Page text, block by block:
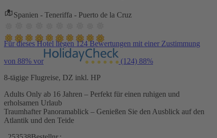
Spanien - Teneriffa - Puerto de la Cruz
Für dieses Hotel liegen 124 Bewertungen mit einer Zustimmung
von 88% vor (124) 88%
8-tägige Flugreise, DZ inkl. HP
Adults Only ab 16 Jahren – Perfekt für einen ruhigen und
erholsamen Urlaub
Traumhafter Panoramablick – Genießen Sie den Ausblick auf den
Atlantik und den Teide